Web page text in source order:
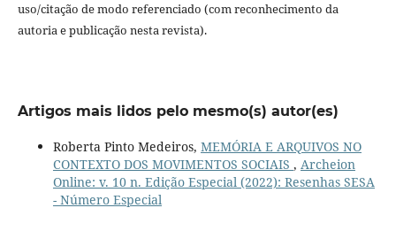
uso/citação de modo referenciado (com reconhecimento da
autoria e publicação nesta revista).
Artigos mais lidos pelo mesmo(s) autor(es)
Roberta Pinto Medeiros, MEMÓRIA E ARQUIVOS NO
CONTEXTO DOS MOVIMENTOS SOCIAIS , Archeion
Online: v. 10 n. Edição Especial (2022): Resenhas SESA
- Número Especial